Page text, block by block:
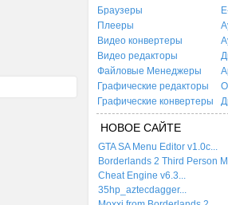
Браузеры
Плееры
Видео конвертеры
Видео редакторы
Файловые Менеджеры
Графические редакторы
Графические конвертеры
НОВОЕ САЙТЕ
GTA SA Menu Editor v1.0c...
Borderlands 2 Third Person
Cheat Engine v6.3...
35hp_aztecdagger...